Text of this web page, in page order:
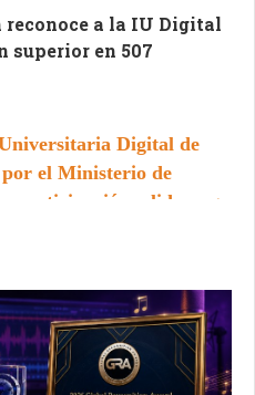
a la IU Digital
superior en 507
Digital de
el Ministerio de
participación y liderazgo
a la formación
limitaciones históricas